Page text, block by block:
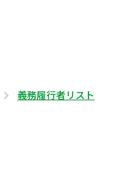
義務履行者リスト